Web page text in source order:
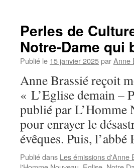
Perles de
Notre-Dame qui
Publié le 15 janvier 2025parAnne
Anne Brassié reçoit
« L’Eglise demain –
publié par L’Homme
pour enrayer le
évêques. Puis,
Publié dans Les émissions d'Anne